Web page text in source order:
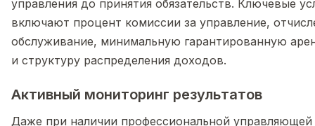
управления до принятия обязательств. Ключевые
включают процент комиссии за управление,
обслуживание, минимальную гарантированную
и структуру распределения доходов.
Активный мониторинг результатов
Даже при наличии профессиональной